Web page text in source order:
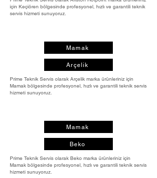
için Keçiören bölgesinde profesyonel, hızlı ve garantili teknik
servis hizmeti sunuyoruz.
Mamak
Arçelik
Prime Teknik Servis olarak Arçelik marka ürünleriniz için
Mamak bölgesinde profesyonel, hızlı ve garantili teknik servis
hizmeti sunuyoruz.
Mamak
Beko
Prime Teknik Servis olarak Beko marka ürünleriniz için
Mamak bölgesinde profesyonel, hızlı ve garantili teknik servis
hizmeti sunuyoruz.